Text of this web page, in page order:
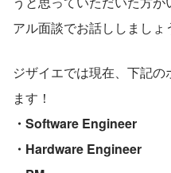
アル面談でお話ししましょ
ジザイエでは現在、下記
ます！
・Software Engineer
・Hardware Engineer